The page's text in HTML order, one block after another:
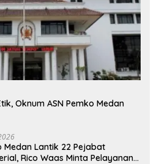
Oknum ASN Pemko Medan
Medan Lantik 22 Pejabat
Rico Waas Minta Pelayanan